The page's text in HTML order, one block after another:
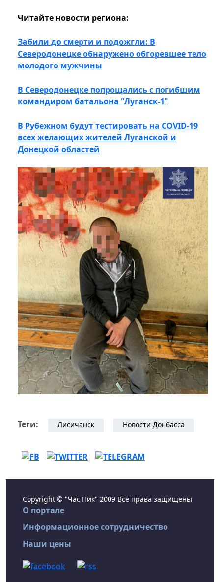
Читайте новости региона:
Забили до смерти и подожгли: В
Северодонецке обнаружено обгоревшее тело
молодого мужчины
В Северодонецке попрощались с погибшим
командиром батальона "Луганск-1"
В Рубежном будут тестировать на COVID-19
всех желающих жителей Луганской и
Донецкой областей
Теги: Лисичанск Новости Донбасса
Copyright © "Час Пик" 2009 Все права защищены
О портале
Информационное сотрудничество
Наши цены